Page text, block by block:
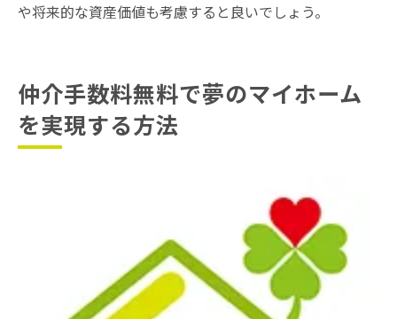
や将来的な資産価値も考慮すると良いでしょう。
仲介手数料無料で夢のマイホーム
を実現する方法